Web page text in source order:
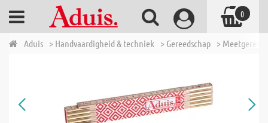
Aduis > Handvaardigheid & techniek > Gereedschap >
0